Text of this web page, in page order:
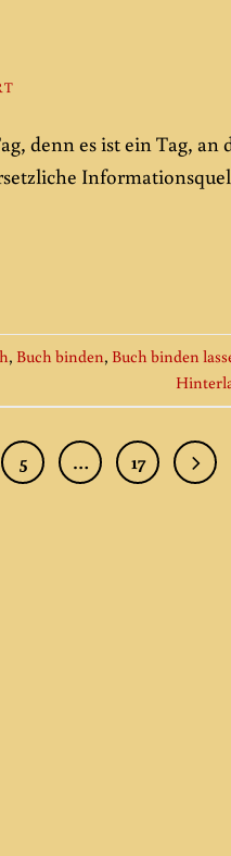
denn es ist ein Tag, an
, Buch binden, Buch binden
5 … 17